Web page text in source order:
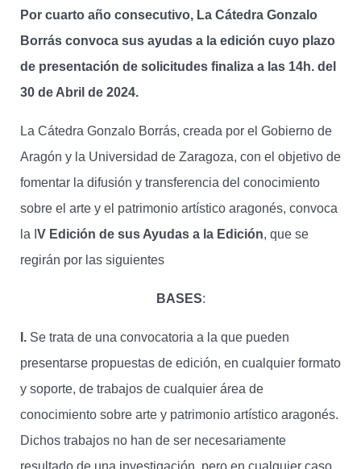
Por cuarto año consecutivo, La Cátedra Gonzalo
Borrás convoca sus ayudas a la edición cuyo plazo
de presentación de solicitudes finaliza a las 14h. del
30 de Abril de 2024.
La Cátedra Gonzalo Borrás, creada por el Gobierno de
Aragón y la Universidad de Zaragoza, con el objetivo de
fomentar la difusión y transferencia del conocimiento
sobre el arte y el patrimonio artístico aragonés, convoca
la I V Edición de sus Ayudas a la Edición, que se
regirán por las siguientes
BASES:
I. Se trata de una convocatoria a la que pueden
presentarse propuestas de edición, en cualquier formato
y soporte, de trabajos de cualquier área de
conocimiento sobre arte y patrimonio artístico aragonés.
Dichos trabajos no han de ser necesariamente
resultado de una investigación, pero en cualquier caso